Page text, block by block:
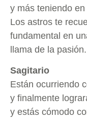
y más teniendo
Los astros te
fundamental en
llama de la pasión.
Sagitario
Están ocurriendo
y finalmente
y estás cómodo